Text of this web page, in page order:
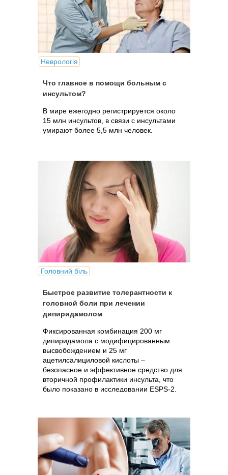
Неврологія
Что главное в помощи больным с
инсультом?
В мире ежегодно регистрируется около
15 млн инсультов, в связи с инсультами
умирают более 5,5 млн человек.
Головний біль
Быстрое развитие толерантности к
головной боли при лечении
дипиридамолом
Фиксированная комбинация 200 мг
дипиридамола с модифицированным
высвобождением и 25 мг
ацетилсалициловой кислоты –
безопасное и эффективное средство для
вторичной профилактики инсульта, что
было показано в исследовании ESPS-2.